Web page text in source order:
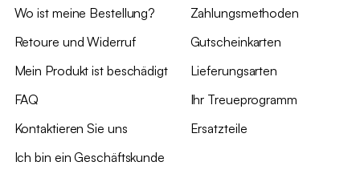
Wo ist meine Bestellung?
Retoure und Widerruf
Mein Produkt ist beschädigt
FAQ
Kontaktieren Sie uns
Ich bin ein Geschäftskunde
Zahlungsmethoden
Gutscheinkarten
Lieferungsarten
Ihr Treueprogramm
Ersatzteile